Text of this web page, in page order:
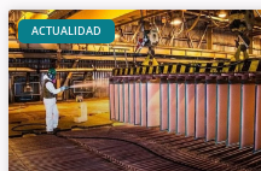
ACTUALIDAD